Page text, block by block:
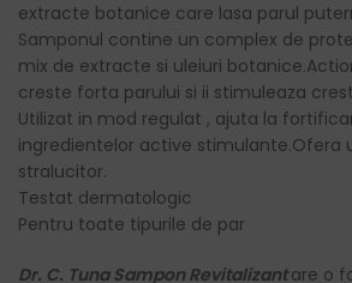
extracte botanice care lasa parul
Samponul contine un complex de
mix de extracte si uleiuri
creste forta parului si ii stimuleaza
Utilizat in mod regulat , ajuta la
ingredientelor active stimulante.Ofera
stralucitor.
Testat dermatologic
Pentru toate tipurile de par
Dr. C. Tuna Sampon Revitalizantare o